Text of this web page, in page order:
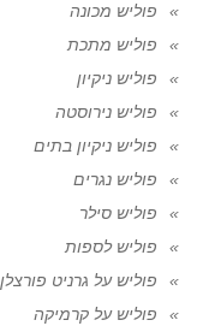
פוליש מכונה
פוליש מתכת
פוליש ניקיון
פוליש נירוסטה
פוליש ניקיון בתים
פוליש נגרים
פוליש סילר
פוליש לספות
פוליש על גרניט פורצלן
פוליש על קרמיקה